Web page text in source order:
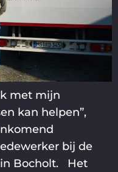
met mijn
kan helpen”,
bij de
in Bocholt. Het